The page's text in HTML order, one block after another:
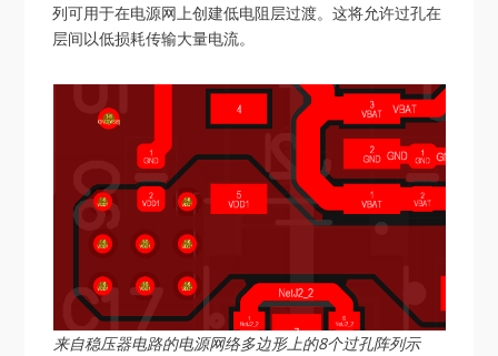
列可用于在电源网上创建低电阻层过渡。这将允许过孔在
层间以低损耗传输大量电流。
来自稳压器电路的电源网络多边形上的8个过孔阵列示